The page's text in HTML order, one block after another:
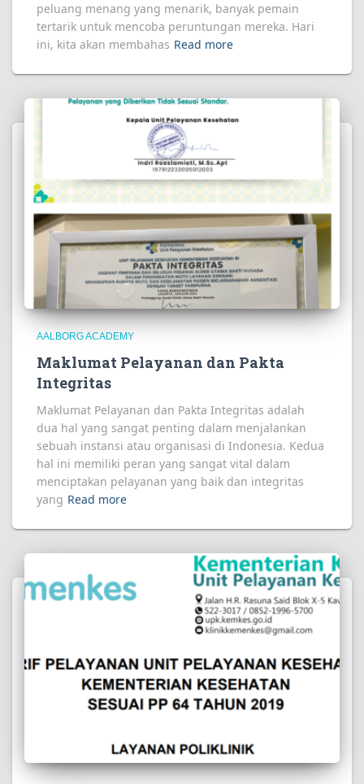
peluang menang yang menarik, banyak pemain
tertarik untuk mencoba peruntungan mereka. Hari
ini, kita akan membahas Read more
AALBORG ACADEMY
Maklumat Pelayanan dan Pakta
Integritas
Maklumat Pelayanan dan Pakta Integritas adalah
dua hal yang sangat penting dalam menjalankan
sebuah instansi atau organisasi di Indonesia. Kedua
hal ini memiliki peran yang sangat vital dalam
menciptakan pelayanan yang baik dan integritas
yang Read more